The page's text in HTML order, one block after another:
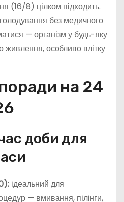
(16/8) цілком підходить.
без медичного
— організм у будь-яку
живлення, особливо влітку
на 24
доби для
ідеальний для
— вмивання, пілінги,